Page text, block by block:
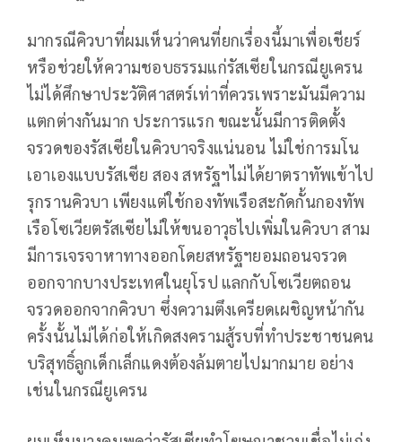
มากรณีคิวบาที่ผมเห็นว่าคนที่ยกเรื่องนี้มาเพื่อเชียร์
หรือช่วยให้ความชอบธรรมแก่รัสเซียในกรณียูเครน
ไม่ได้ศึกษาประวัติศาสตร์เท่าที่ควรเพราะมันมีความ
แตกต่างกันมาก ประการแรก ขณะนั้นมีการติดตั้ง
จรวดของรัสเซียในคิวบาจริงแน่นอน ไม่ใช่การมโน
เอาเองแบบรัสเซีย สอง สหรัฐฯไม่ได้ยาตราทัพเข้าไป
รุกรานคิวบา เพียงแต่ใช้กองทัพเรือสะกัดกั้นกองทัพ
เรือโซเวียตรัสเซียไม่ให้ขนอาวุธไปเพิ่มในคิวบา สาม
มีการเจรจาหาทางออกโดยสหรัฐฯยอมถอนจรวด
ออกจากบางประเทศในยุโรป แลกกับโซเวียตถอน
จรวดออกจากคิวบา ซึ่งความตึงเครียดเผชิญหน้ากัน
ครั้งนั้นไม่ได้ก่อให้เกิดสงครามสู้รบที่ทำประชาชนคน
บริสุทธิ์ลูกเด็กเล็กแดงต้องล้มตายไปมากมาย อย่าง
เช่นในกรณียูเครน